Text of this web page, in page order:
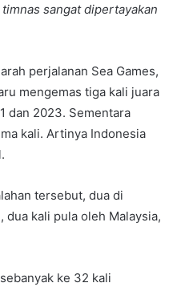
sangat dipertayakan
perjalanan Sea Games,
mengemas tiga kali juara
dan 2023. Sementara
kali. Artinya Indonesia
tersebut, dua di
dua kali pula oleh Malaysia,
ke 32 kali